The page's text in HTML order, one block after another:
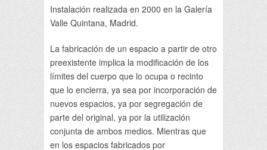
Instalación realizada en 2000 en la Galería
Valle Quintana, Madrid.
La fabricación de un espacio a partir de otro
preexistente implica la modificación de los
límites del cuerpo que lo ocupa o recinto
que lo encierra, ya sea por incorporación de
nuevos espacios, ya por segregación de
parte del original, ya por la utilización
conjunta de ambos medios. Mientras que
en los espacios fabricados por